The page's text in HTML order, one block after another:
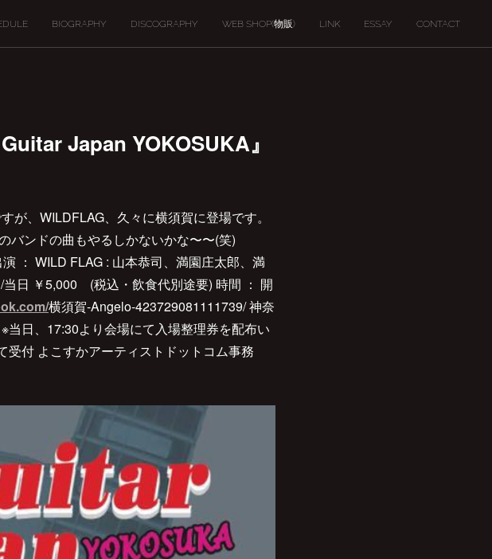
BIOGRAPHY DISCOGRAPHY WEB SHOP(物販) LINK ESSAY CONTACT
Japan YOKOSUKA』
が、WILDFLAG、久々に横須賀に登場です。
バンドの曲もやるしかないかな〜〜(笑)
： WILD FLAG : 山本恭司、満園庄太郎、満
当日 ￥5,000 (税込・飲食代別途要) 時間 ： 開
横須賀-Angelo-423729081111739/ 神奈
、17:30より会場にて入場整理券を配布い
付 よこすかアーティストドットコム事務